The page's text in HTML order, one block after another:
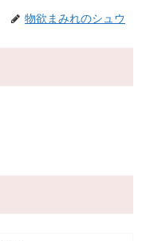
物欲まみれのシュウ